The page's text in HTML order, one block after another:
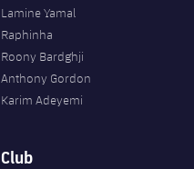
Lamine Yamal
Raphinha
Roony Bardghji
Anthony Gordon
Karim Adeyemi
Club